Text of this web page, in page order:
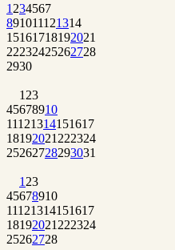
1 234567
891011121314
15161718192021
22232425262728
2930
1 23
45678910
11121314151617
18192021 222324
25262728293031
1 23
45678910
11121314151617
18192021 222324
25262728